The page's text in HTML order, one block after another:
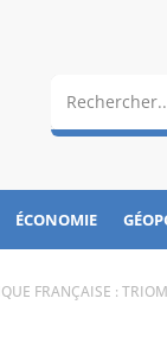
ÉCONOMIE
FRANÇAISE :